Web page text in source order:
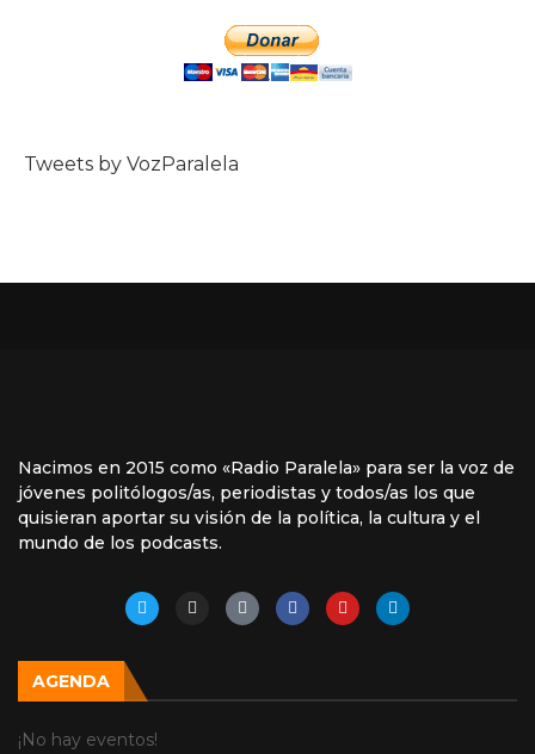
Tweets by VozParalela
Nacimos en 2015 como «Radio Paralela» para ser la voz de
jóvenes politólogos/as, periodistas y todos/as los que
quisieran aportar su visión de la política, la cultura y el
mundo de los podcasts.
AGENDA
¡No hay eventos!